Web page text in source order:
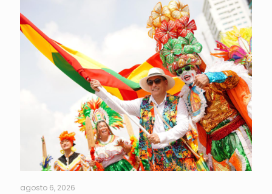
agosto 6, 2026